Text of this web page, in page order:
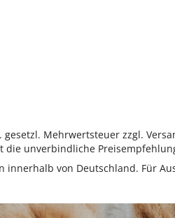
gesetzl. Mehrwertsteuer zzgl.
die unverbindliche
innerhalb von Deutschland. Für